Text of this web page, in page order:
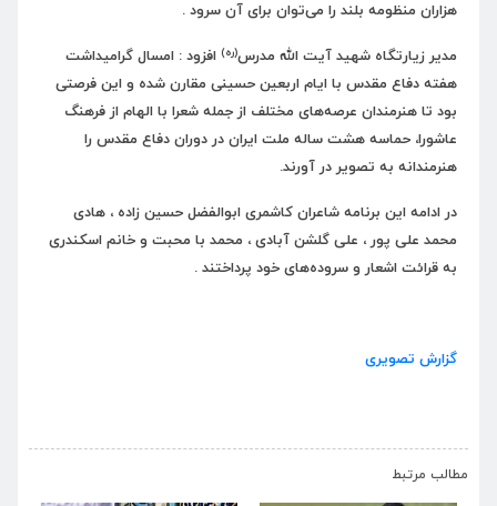
هزاران منظومه بلند را می‌توان برای آن سرود .
مدیر زیارتگاه شهید آیت الله مدرس(ره) افزود : امسال گرامیداشت
هفته دفاع مقدس با ایام اربعین حسینی مقارن شده و این فرصتی
بود تا هنرمندان عرصه‌های مختلف از جمله شعرا با الهام از فرهنگ
عاشورا، حماسه هشت ساله ملت ایران در دوران دفاع مقدس را
هنرمندانه به تصویر در آورند.
در ادامه این برنامه شاعران کاشمری ابوالفضل حسین زاده ، هادی
محمد علی پور ، علی گلشن آبادی ، محمد با محبت و خانم اسکندری
به قرائت اشعار و سروده‌های خود پرداختند .
گزارش تصویری
مطالب مرتبط